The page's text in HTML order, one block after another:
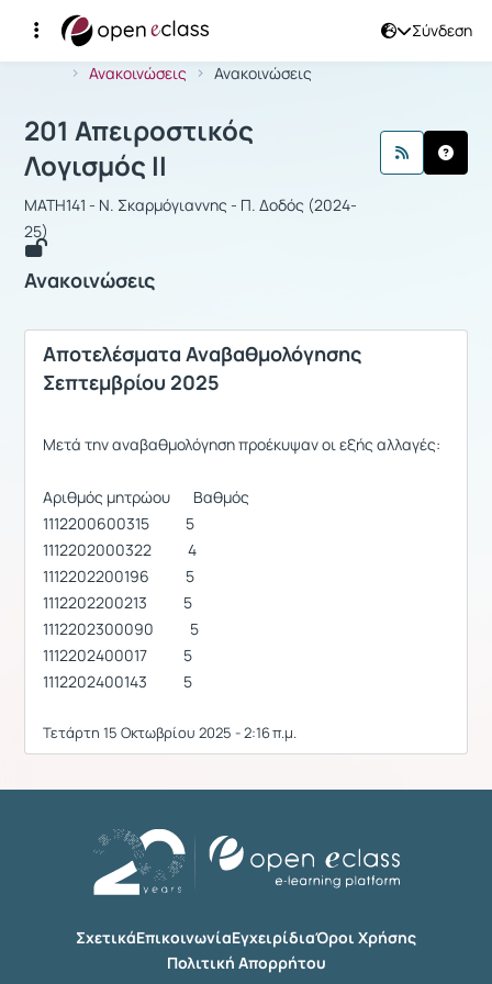
Σύνδεση
Αρχική Σελίδα
Ανακοινώσεις
Ανακοινώσεις
Μάθημα : 201 Απειροστικός Λογισμός
201 Απειροστικός
Λογισμός ΙΙ
MATH141 - Ν. Σκαρμόγιαννης - Π. Δοδός (2024-
25)
Ανακοινώσεις
Αποτελέσματα Αναβαθμολόγησης
Σεπτεμβρίου 2025
Μετά την αναβαθμολόγηση προέκυψαν οι εξής αλλαγές:
Αριθμός μητρώου Βαθμός
1112200600315 5
1112202000322 4
1112202200196 5
1112202200213 5
1112202300090 5
1112202400017 5
1112202400143 5
Τετάρτη 15 Οκτωβρίου 2025 - 2:16 π.μ.
ΣχετικάΕπικοινωνίαΕγχειρίδιαΌροι Χρήσης
Πολιτική Απορρήτου